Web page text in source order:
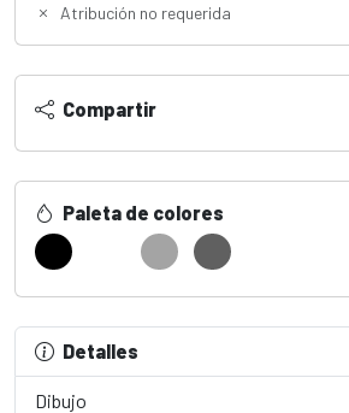
Atribución no requerida
Compartir
Paleta de colores
Detalles
Dibujo